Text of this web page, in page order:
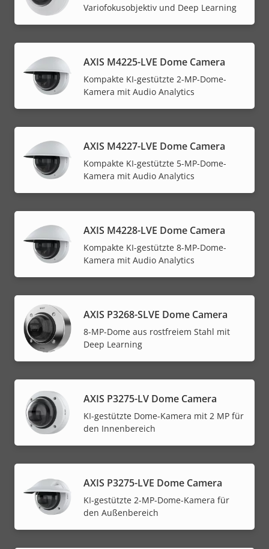
Variofokusobjektiv und Deep Learning
AXIS M4225-LVE Dome Camera
Kompakte KI-gestützte 2-MP-Dome-
Kamera mit Audio Analytics
AXIS M4227-LVE Dome Camera
Kompakte KI-gestützte 5-MP-Dome-
Kamera mit Audio Analytics
AXIS M4228-LVE Dome Camera
Kompakte KI-gestützte 8-MP-Dome-
Kamera mit Audio Analytics
AXIS P3268-SLVE Dome Camera
8-MP-Dome aus rostfreiem Stahl mit
Deep Learning
AXIS P3275-LV Dome Camera
KI-gestützte Dome-Kamera mit 2 MP für
den Innenbereich
AXIS P3275-LVE Dome Camera
KI-gestützte 2-MP-Dome-Kamera für
den Außenbereich